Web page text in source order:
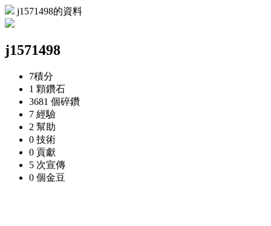
j1571498的資料
j1571498
7積分
1 顆鑽石
3681 個碎鑽
7 經驗
2 幫助
0 技術
0 貢獻
5 次宣傳
0 個金豆